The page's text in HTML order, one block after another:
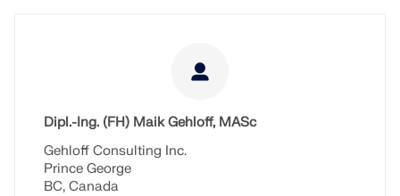
Dipl.-Ing. (FH) Maik Gehloff, MASc
Gehloff Consulting Inc.
Prince George
BC, Canada